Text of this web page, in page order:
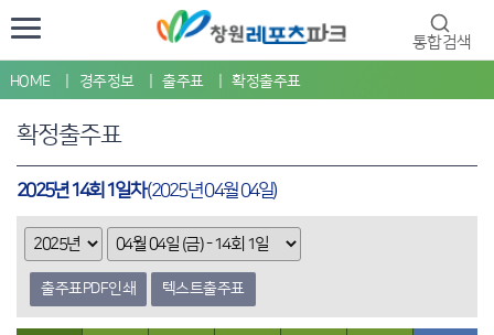
통합검색
HOME 경주정보 출주표 확정출주표
확정출주표
2025년 14회 1일차(2025년 04월 04일)
출주표PDF인쇄 텍스트출주표